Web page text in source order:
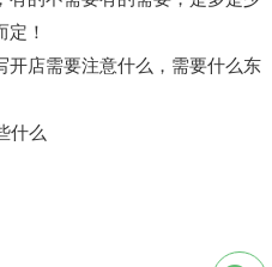
！
开店需要注意什么，需要什么东